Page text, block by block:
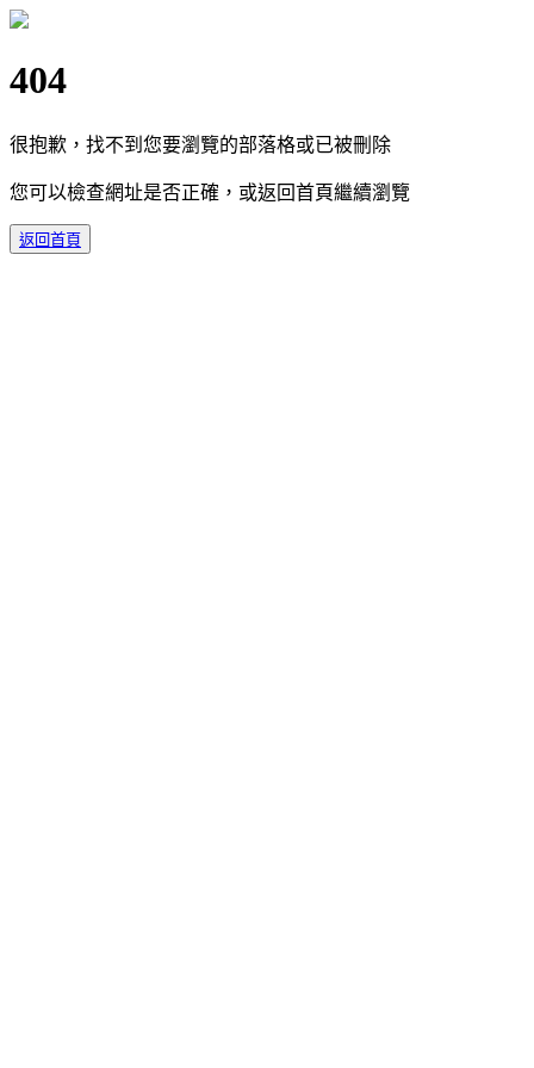
404
很抱歉，找不到您要瀏覽的部落格或已被刪除
您可以檢查網址是否正確，或返回首頁繼續瀏覽
返回首頁